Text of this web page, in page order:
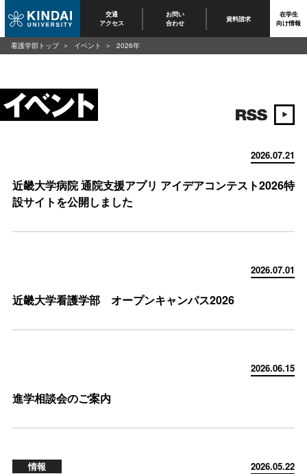
交通
アクセス
お問い
合わせ 資料請求 在学生
向け情報
2026.07.21
近畿大学病院 通院支援アプリ アイデアコンテスト2026特
設サイトを公開しました
2026.07.01
近畿大学看護学部 オープンキャンパス2026
2026.06.15
進学相談会のご案内
2026.05.22
情報
看護学部トップ イベント 2026年